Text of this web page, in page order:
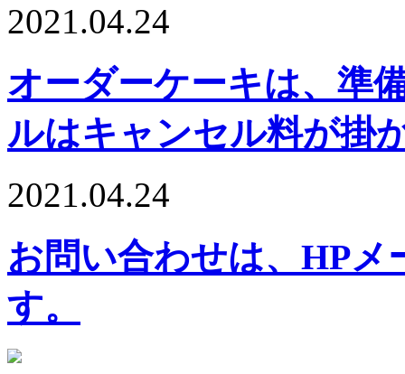
2021.04.24
オーダーケーキは、準
ルはキャンセル料が掛
2021.04.24
お問い合わせは、HP
す。